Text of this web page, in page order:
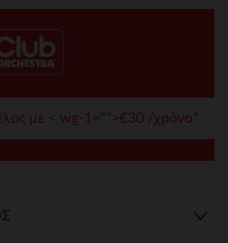
με < wg-1="">€30 /χρόνο*